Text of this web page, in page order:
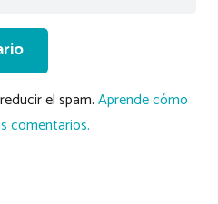
el spam.Aprende cómo
comentarios.